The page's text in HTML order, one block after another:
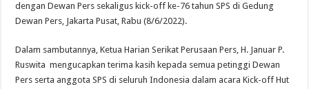
dengan Dewan Pers sekaligus kick-off ke-76 tahun SPS di Gedung
Dewan Pers, Jakarta Pusat, Rabu (8/6/2022).
Dalam sambutannya, Ketua Harian Serikat Perusaan Pers, H. Januar P.
Ruswita mengucapkan terima kasih kepada semua petinggi Dewan
Pers serta anggota SPS di seluruh Indonesia dalam acara Kick-off Hut